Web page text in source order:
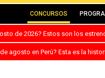
CONCURSOS
de 2026? Estos son los
agosto en Perú? Esta es la